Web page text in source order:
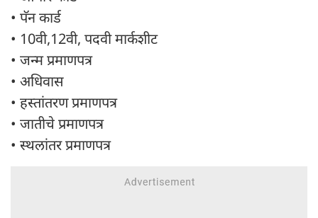
• पॅन कार्ड
• 10वी,12वी, पदवी मार्कशीट
• जन्म प्रमाणपत्र
• अधिवास
• हस्तांतरण प्रमाणपत्र
• जातीचे प्रमाणपत्र
• स्थलांतर प्रमाणपत्र